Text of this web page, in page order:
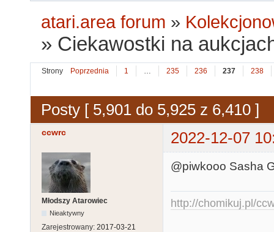
atari.area forum »
» Ciekawostki na
Strony Poprzednia 1 … 235 236 237 238
Posty [ 5,901 do 5,925 z 6,410 ]
ccwrc 2022-12-07
Młodszy Atarowiec
Nieaktywny
Zarejestrowany: 2017-03-21
@piwkooo Sasha
http://chomikuj.pl/